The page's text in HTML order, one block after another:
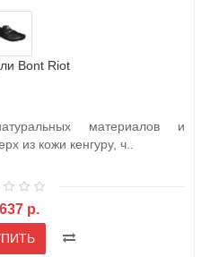
Bont Riot
материалов и
из кожи кенгуру, ч..
р.